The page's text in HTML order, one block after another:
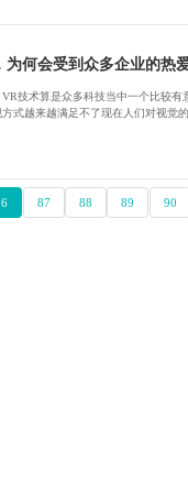
为何会受到众多企业的热
技术算是众多科技当中一个比较
式越来越满足不了现在人们对视觉
87 88 89 90